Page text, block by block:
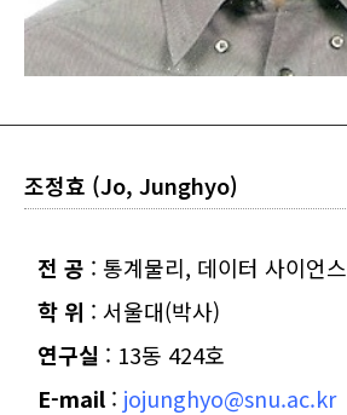
조정효 (Jo, Junghyo)
전 공 : 통계물리, 데이터 사이언스
학 위 : 서울대(박사)
연구실 : 13동 424호
E-mail : jojunghyo@snu.ac.kr